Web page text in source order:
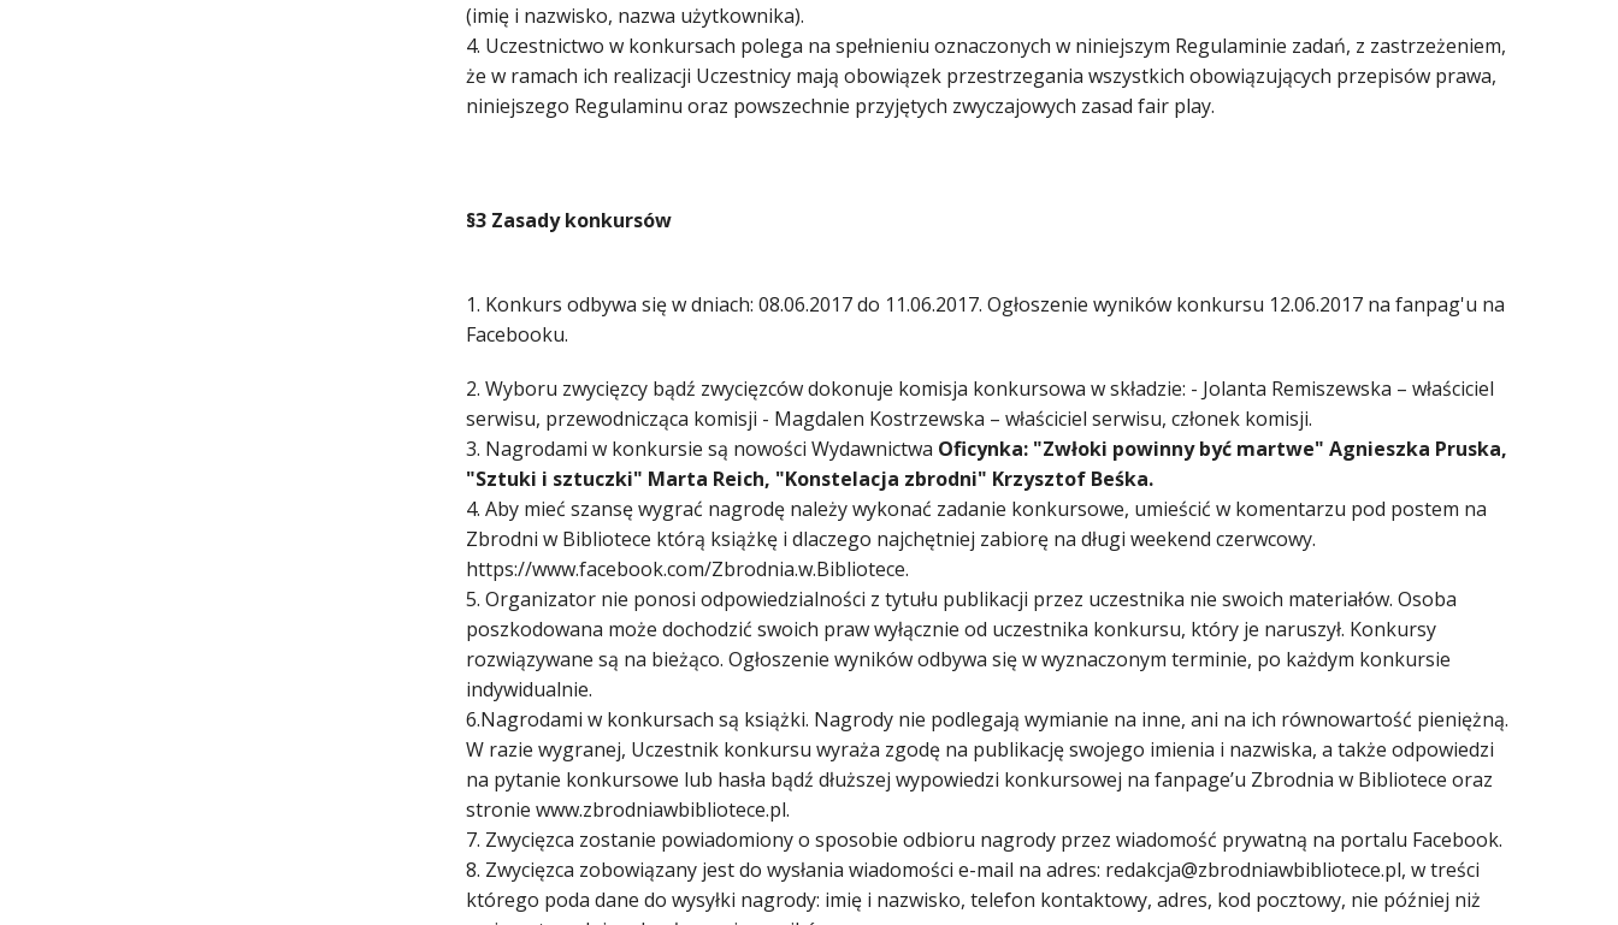
(imię i nazwisko, nazwa użytkownika).
4. Uczestnictwo w konkursach polega na spełnieniu oznaczonych w niniejszym Regulaminie zadań, z zastrzeżeniem,
że w ramach ich realizacji Uczestnicy mają obowiązek przestrzegania wszystkich obowiązujących przepisów prawa,
niniejszego Regulaminu oraz powszechnie przyjętych zwyczajowych zasad fair play.
§3 Zasady konkursów
1. Konkurs odbywa się w dniach: 08.06.2017 do 11.06.2017. Ogłoszenie wyników konkursu 12.06.2017 na fanpag'u na
Facebooku.
2. Wyboru zwycięzcy bądź zwycięzców dokonuje komisja konkursowa w składzie: - Jolanta Remiszewska – właściciel
serwisu, przewodnicząca komisji - Magdalen Kostrzewska – właściciel serwisu, członek komisji.
3. Nagrodami w konkursie są nowości Wydawnictwa Oficynka: "Zwłoki powinny być martwe" Agnieszka Pruska,
"Sztuki i sztuczki" Marta Reich, "Konstelacja zbrodni" Krzysztof Beśka.
4. Aby mieć szansę wygrać nagrodę należy wykonać zadanie konkursowe, umieścić w komentarzu pod postem na
Zbrodni w Bibliotece którą książkę i dlaczego najchętniej zabiorę na długi weekend czerwcowy.
https://www.facebook.com/Zbrodnia.w.Bibliotece.
5. Organizator nie ponosi odpowiedzialności z tytułu publikacji przez uczestnika nie swoich materiałów. Osoba
poszkodowana może dochodzić swoich praw wyłącznie od uczestnika konkursu, który je naruszył. Konkursy
rozwiązywane są na bieżąco. Ogłoszenie wyników odbywa się w wyznaczonym terminie, po każdym konkursie
indywidualnie.
6.Nagrodami w konkursach są książki. Nagrody nie podlegają wymianie na inne, ani na ich równowartość pieniężną.
W razie wygranej, Uczestnik konkursu wyraża zgodę na publikację swojego imienia i nazwiska, a także odpowiedzi
na pytanie konkursowe lub hasła bądź dłuższej wypowiedzi konkursowej na fanpage’u Zbrodnia w Bibliotece oraz
stronie www.zbrodniawbibliotece.pl.
7. Zwycięzca zostanie powiadomiony o sposobie odbioru nagrody przez wiadomość prywatną na portalu Facebook.
8. Zwycięzca zobowiązany jest do wysłania wiadomości e-mail na adres: redakcja@zbrodniawbibliotece.pl, w treści
którego poda dane do wysyłki nagrody: imię i nazwisko, telefon kontaktowy, adres, kod pocztowy, nie później niż